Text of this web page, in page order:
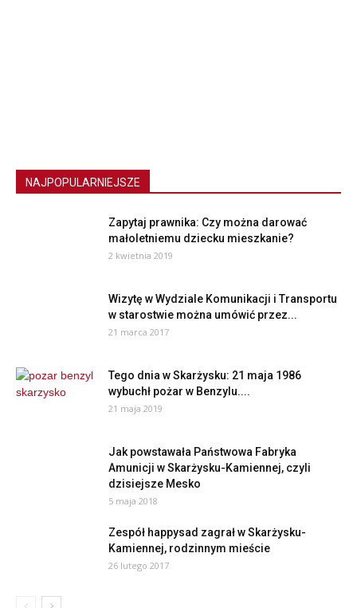
NAJPOPULARNIEJSZE
Zapytaj prawnika: Czy można darować
małoletniemu dziecku mieszkanie?
2 kwietnia 2019
Wizytę w Wydziale Komunikacji i Transportu
w starostwie można umówić przez...
21 marca 2017
Tego dnia w Skarżysku: 21 maja 1986
wybuchł pożar w Benzylu....
21 maja 2019
Jak powstawała Państwowa Fabryka
Amunicji w Skarżysku-Kamiennej, czyli
dzisiejsze Mesko
5 maja 2018
Zespół happysad zagrał w Skarżysku-
Kamiennej, rodzinnym mieście
26 lutego 2017